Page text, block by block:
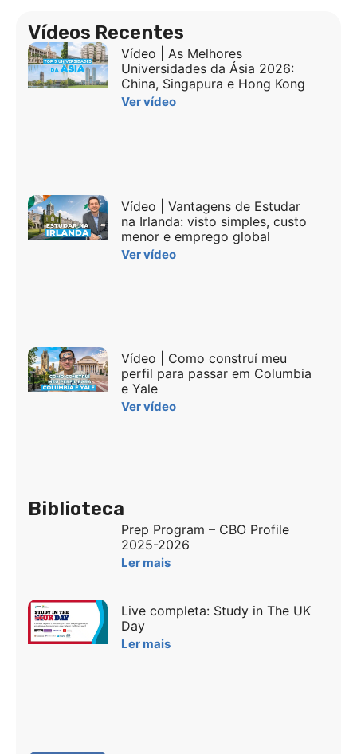
Vídeos Recentes
Vídeo | As Melhores
Universidades da Ásia 2026:
China, Singapura e Hong Kong
Ver vídeo
Vídeo | Vantagens de Estudar
na Irlanda: visto simples, custo
menor e emprego global
Ver vídeo
Vídeo | Como construí meu
perfil para passar em Columbia
e Yale
Ver vídeo
Biblioteca
Prep Program – CBO Profile
2025-2026
Ler mais
Live completa: Study in The UK
Day
Ler mais